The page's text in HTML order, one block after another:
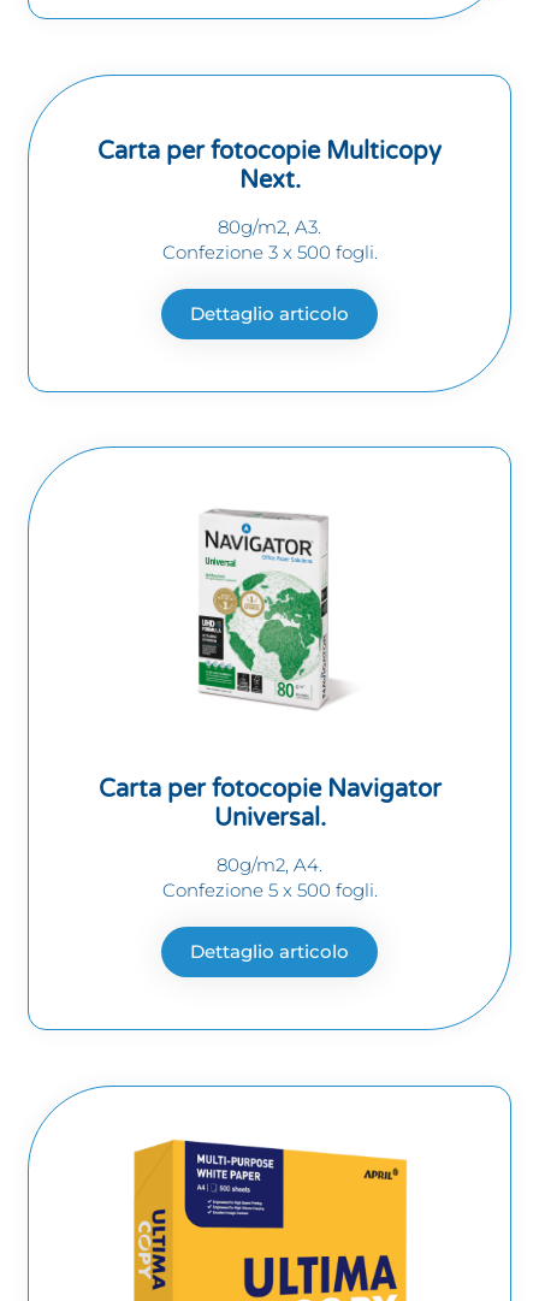
Carta per fotocopie Multicopy
Next.
80g/m2, A3.
Confezione 3 x 500 fogli.
Dettaglio articolo
Carta per fotocopie Navigator
Universal.
80g/m2, A4.
Confezione 5 x 500 fogli.
Dettaglio articolo